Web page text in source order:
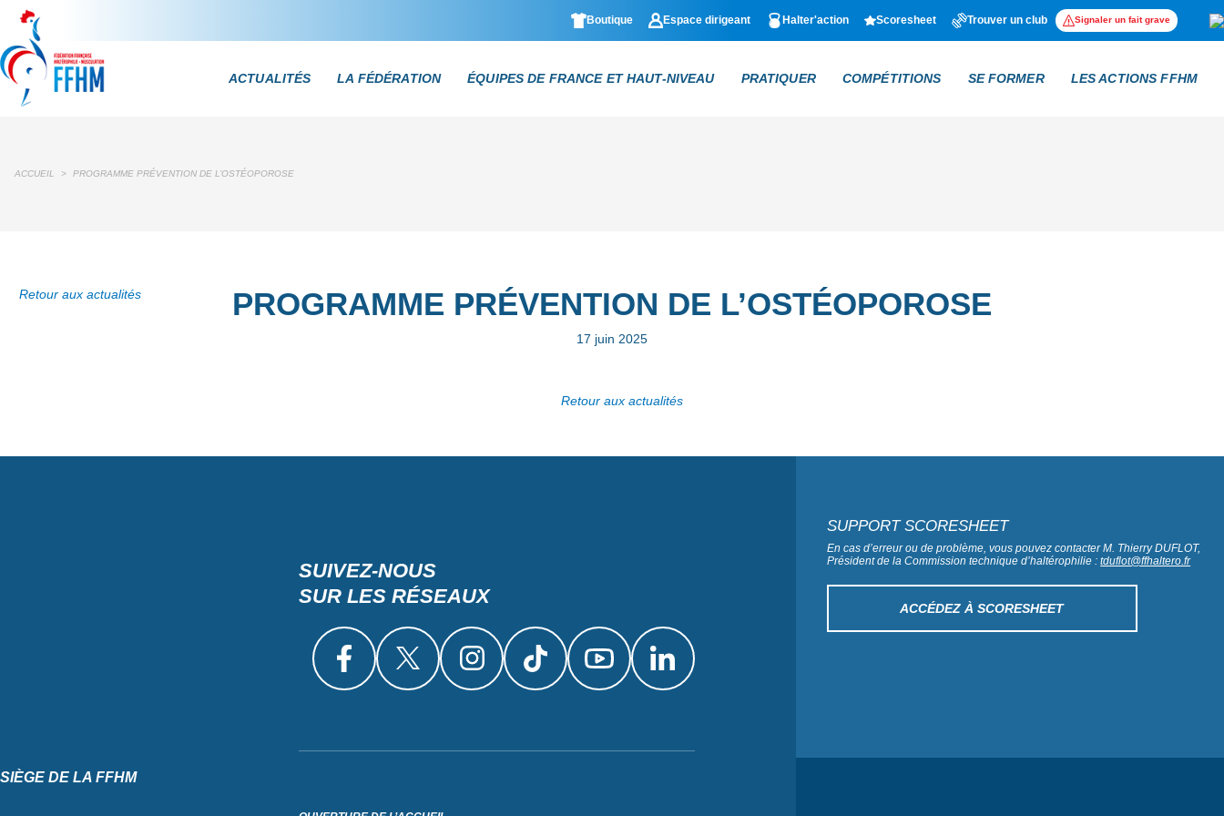
Boutique Espace dirigeant Halter'action Scoresheet Trouver un club Signaler un fait grave
ACTUALITÉS LA FÉDÉRATION ÉQUIPES DE FRANCE ET HAUT-NIVEAU PRATIQUER COMPÉTITIONS SE FORMER LES ACTIONS FFHM
ACCUEIL > PROGRAMME PRÉVENTION DE L’OSTÉOPOROSE
Retour aux actualités PROGRAMME PRÉVENTION DE L’OSTÉOPOROSE
17 juin 2025
Retour aux actualités
SUIVEZ-NOUS
SUR LES RÉSEAUX
SIÈGE DE LA FFHM
SUPPORT SCORESHEET
En cas d’erreur ou de problème, vous pouvez contacter M. Thierry DUFLOT,
Président de la Commission technique d’haltérophilie :tduflot@ffhaltero.fr
ACCÉDEZ À SCORESHEET